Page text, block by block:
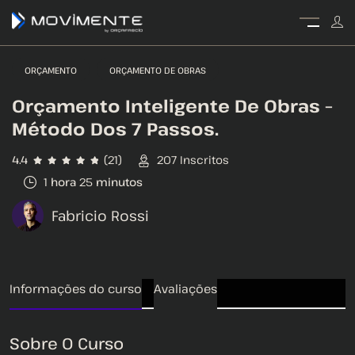
ORÇAMENTO ORÇAMENTO DE OBRAS
Orçamento Inteligente De Obras –
Método Dos 7 Passos.
4.4 (21) 207 Inscritos
1 hora 25 minutos
Fabricio Rossi
Informações do curso Avaliações
Sobre O Curso